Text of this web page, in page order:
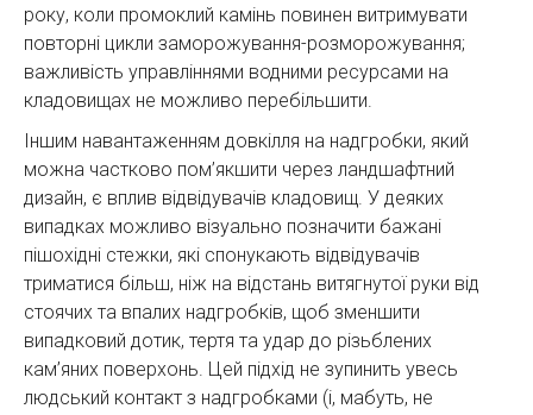
року, коли промоклий камінь повинен витримувати
повторні цикли заморожування-розморожування;
важливість управліннями водними ресурсами на
кладовищах не можливо перебільшити.
Іншим навантаженням довкілля на надгробки, який
можна частково пом’якшити через ландшафтний
дизайн, є вплив відвідувачів кладовищ. У деяких
випадках можливо візуально позначити бажані
пішохідні стежки, які спонукають відвідувачів
триматися більш, ніж на відстань витягнутої руки від
стоячих та впалих надгробків, щоб зменшити
випадковий дотик, тертя та удар до різьблених
кам’яних поверхонь. Цей підхід не зупинить увесь
людський контакт з надгробками (і, мабуть, не